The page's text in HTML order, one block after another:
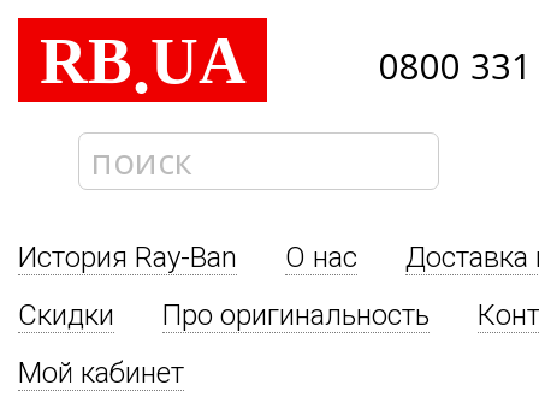
RB.UA 0800
История Ray-Ban О нас
Доставка
Скидки
Про оригинальность
Мой кабинет